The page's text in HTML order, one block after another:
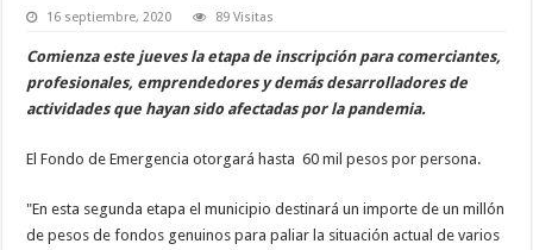
16 septiembre, 2020 89 Visitas
Comienza este jueves la etapa de inscripción para comerciantes,
profesionales, emprendedores y demás desarrolladores de
actividades que hayan sido afectadas por la pandemia.
El Fondo de Emergencia otorgará hasta 60 mil pesos por persona.
"En esta segunda etapa el municipio destinará un importe de un millón
de pesos de fondos genuinos para paliar la situación actual de varios